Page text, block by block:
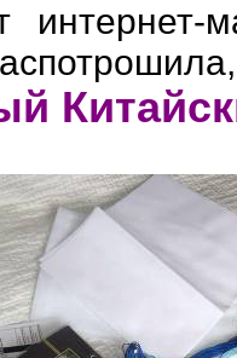
интернет-